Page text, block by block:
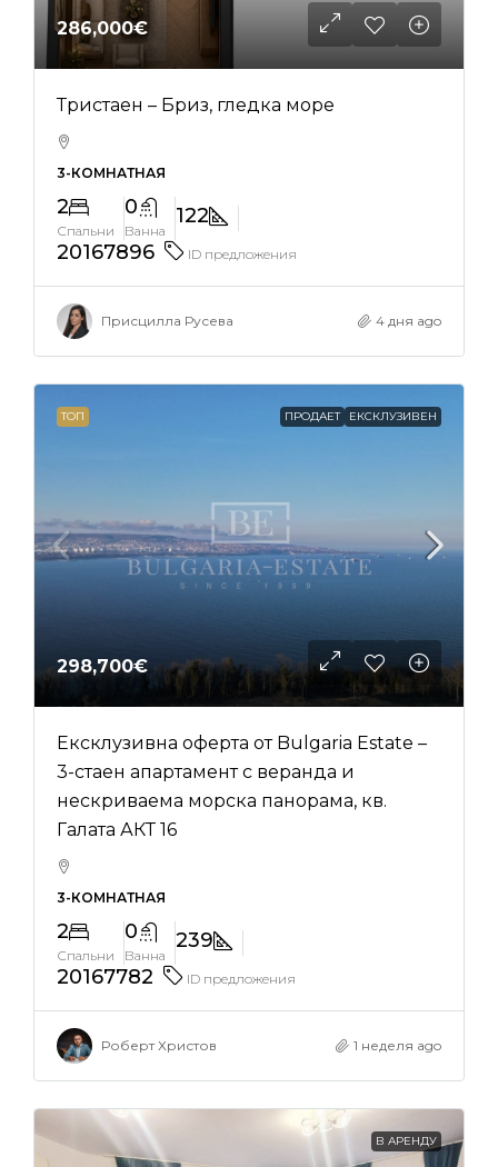
286,000€
Тристаен – Бриз, гледка море
3-КОМНАТНАЯ
2
Спальни
0
Ванна
122
20167896
ID предложения
Присцилла Русева 4 дня ago
ТОП ПРОДАЕТ ЕКСКЛУЗИВЕН
298,700€
Ексклузивна оферта от Bulgaria Estate –
3-стаен апартамент с веранда и
нескриваема морска панорама, кв.
Галата АКТ 16
3-КОМНАТНАЯ
2
Спальни
0
Ванна
239
20167782
ID предложения
Роберт Христов 1 неделя ago
В АРЕНДУ